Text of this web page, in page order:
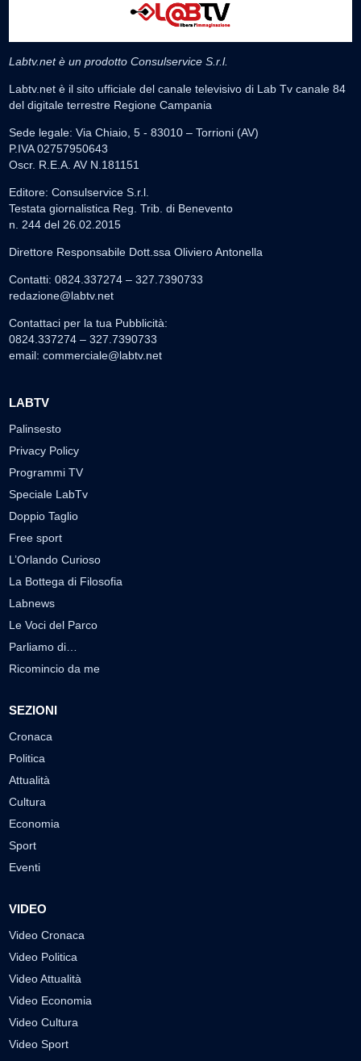
Labtv.net è un prodotto Consulservice S.r.l.
Labtv.net è il sito ufficiale del canale televisivo di Lab Tv canale 84
del digitale terrestre Regione Campania
Sede legale: Via Chiaio, 5 - 83010 – Torrioni (AV)
P.IVA 02757950643
Oscr. R.E.A. AV N.181151
Editore: Consulservice S.r.l.
Testata giornalistica Reg. Trib. di Benevento
n. 244 del 26.02.2015
Direttore Responsabile Dott.ssa Oliviero Antonella
Contatti: 0824.337274 – 327.7390733
redazione@labtv.net
Contattaci per la tua Pubblicità:
0824.337274 – 327.7390733
email: commerciale@labtv.net
LABTV
Palinsesto
Privacy Policy
Programmi TV
Speciale LabTv
Doppio Taglio
Free sport
L’Orlando Curioso
La Bottega di Filosofia
Labnews
Le Voci del Parco
Parliamo di…
Ricomincio da me
SEZIONI
Cronaca
Politica
Attualità
Cultura
Economia
Sport
Eventi
VIDEO
Video Cronaca
Video Politica
Video Attualità
Video Economia
Video Cultura
Video Sport